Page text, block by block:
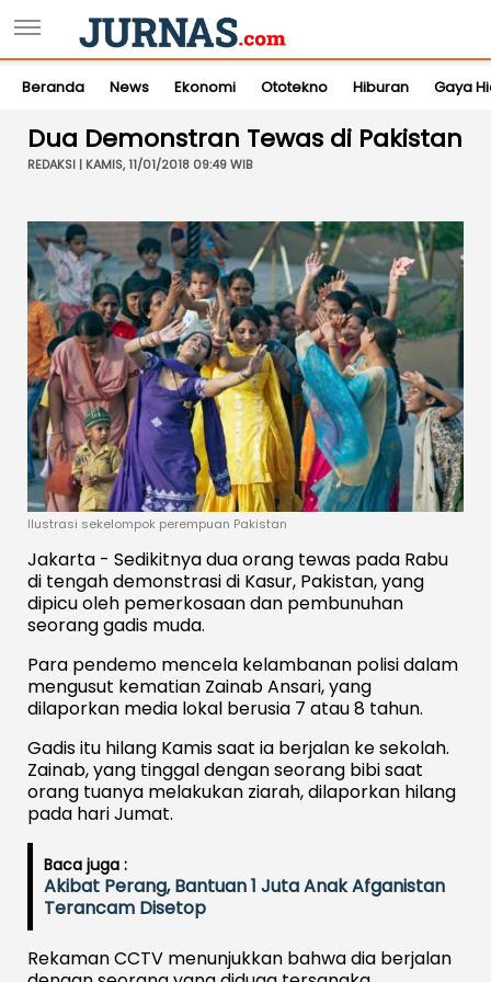
Beranda News Ekonomi Ototekno Hiburan Gaya
Dua Demonstran Tewas di Pakistan
REDAKSI | KAMIS, 11/01/2018 09:49 WIB
Ilustrasi sekelompok perempuan Pakistan
Jakarta - Sedikitnya dua orang tewas pada Rabu
di tengah demonstrasi di Kasur, Pakistan, yang
dipicu oleh pemerkosaan dan pembunuhan
seorang gadis muda.
Para pendemo mencela kelambanan polisi dalam
mengusut kematian Zainab Ansari, yang
dilaporkan media lokal berusia 7 atau 8 tahun.
Gadis itu hilang Kamis saat ia berjalan ke sekolah.
Zainab, yang tinggal dengan seorang bibi saat
orang tuanya melakukan ziarah, dilaporkan hilang
pada hari Jumat.
Baca juga :
Akibat Perang, Bantuan 1 Juta Anak Afganistan
Terancam Disetop
Rekaman CCTV menunjukkan bahwa dia berjalan